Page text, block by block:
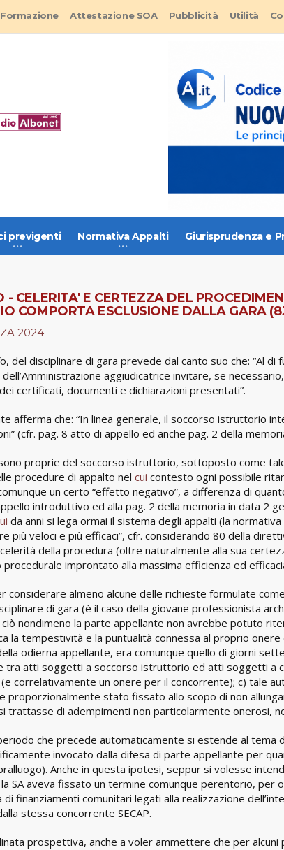
Formazione Attestazione SOA Pubblicità Utilità
previgenti Normativa Appalti Giurisprudenza e
- CELERITA' E CERTEZZA DEL
COMPORTA ESCLUSIONE DALLA GARA
2024
del disciplinare di gara prevede dal canto suo che: “Al di
aggiudicatrice invitare, se
certificati, documenti e dichiarazioni presentati”.
afferma che: “In linea generale, il soccorso istruttorio
(cfr. pag. 8 atto di appello ed anche pag. 2 della
proprie del soccorso istruttorio, sottoposto come
procedure di appalto nel cui contesto ogni possibile
un certo “effetto negativo”, a differenza di
introduttivo ed alla pag. 2 della memoria in data 2
da anni si lega ormai il sistema degli appalti (la
più veloci e più efficaci”, cfr. considerando 80 della
della procedura (oltre naturalmente alla sua
improntato alla massima efficienza ed
considerare almeno alcune delle richieste formulate
di gara (è il caso della giovane professionista
ciò nondimeno la parte appellante non avrebbe potuto
la tempestività e la puntualità connessa al proprio
odierna appellante, era comunque quello di giorni
tra atti soggetti a soccorso istruttorio ed atti soggetti a
correlativamente un onere per il concorrente); c) tale
proporzionalmente stato fissato allo scopo di non
trattasse di adempimenti non particolarmente onerosi,
che precede automaticamente si estende al tema
invocato dalla difesa di parte appellante per
Anche in questa ipotesi, seppur si volesse
SA aveva fissato un termine comunque perentorio, per
finanziamenti comunitari legati alla realizzazione
stessa concorrente SECAP.
prospettiva, anche a voler ammettere che per alcuni